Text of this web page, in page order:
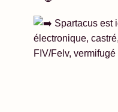
Spartacus est
électronique,
FIV/Felv,